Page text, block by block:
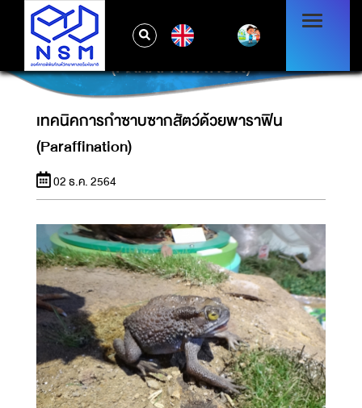
เทคนิคการกำซาบซากสัตว์ด้วยพาราฟิน
(PARAFFINATION)
เทคนิคการกำซาบซากสัตว์ด้วยพาราฟิน
(Paraffination)
02 ธ.ค. 2564